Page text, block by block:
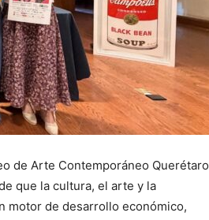
de Arte Contemporáneo Querétaro
que la cultura, el arte y la
motor de desarrollo económico,